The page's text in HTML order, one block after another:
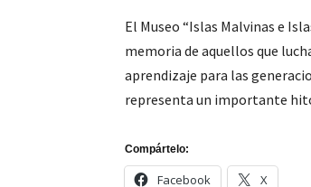
El Museo “Islas Malvinas e
memoria de aquellos que
aprendizaje para las
representa un importante
Compártelo:
Facebook X